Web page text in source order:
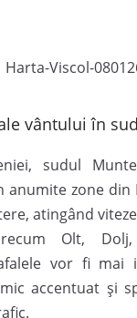
Harta-Viscol-
vântului în
sudul
anumite zone din
atingând
Olt,
vor fi mai
accentuat și